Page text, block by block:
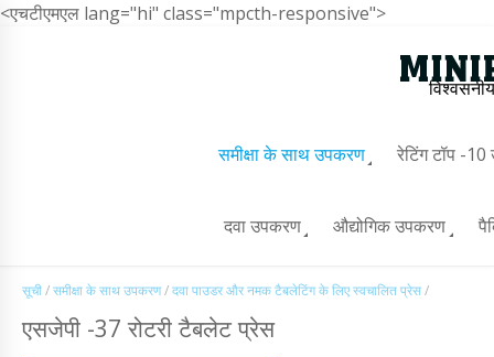
<एचटीएमएल lang="hi" class="mpcth-responsive">
समीक्षा के साथ उपकरण रेटिंग टॉप -
दवा उपकरण औद्योगिक उपकरण
सूची/समीक्षा के साथ उपकरण/दवा पाउडर और नमक टैबलेटिंग के लिए स्वचालित प्रेस/
एसजेपी -37 रोटरी टैबलेट प्रेस